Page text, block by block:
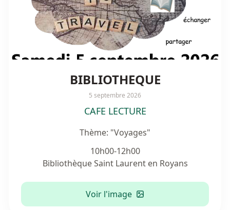
BIBLIOTHEQUE
5 septembre 2026
CAFE LECTURE
Thème: "Voyages"
10h00-12h00
Bibliothèque Saint Laurent en Royans
Voir l'image